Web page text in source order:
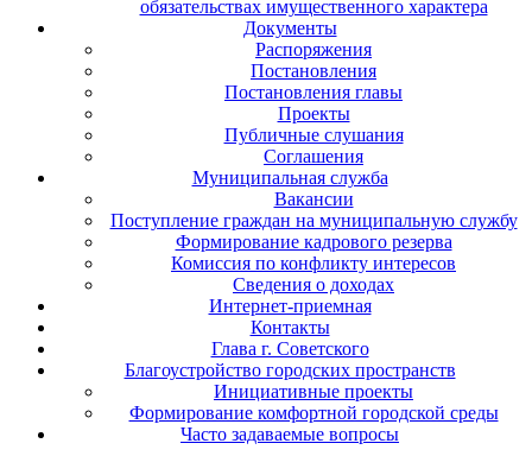
обязательствах имущественного характера
Документы
Распоряжения
Постановления
Постановления главы
Проекты
Публичные слушания
Соглашения
Муниципальная служба
Вакансии
Поступление граждан на муниципальную службу
Формирование кадрового резерва
Комиссия по конфликту интересов
Сведения о доходах
Интернет-приемная
Контакты
Глава г. Советского
Благоустройство городских пространств
Инициативные проекты
Формирование комфортной городской среды
Часто задаваемые вопросы